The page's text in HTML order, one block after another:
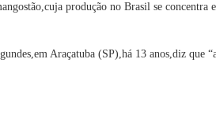
produção no Brasil se concentra
Araçatuba (SP),há 13 anos,diz que